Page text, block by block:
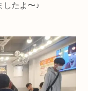
したよ〜♪